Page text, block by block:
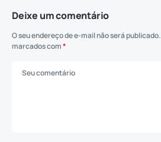
Deixe um comentário
O seu endereço de e-mail não será publicado.
marcados com*